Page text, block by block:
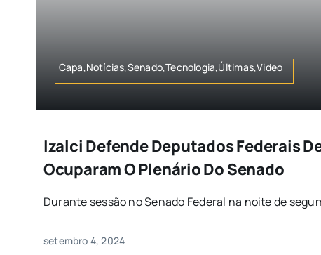
Capa,Notícias,Senado,Tecnologia,Últimas,Video
Izalci Defende Deputados Federais
Ocuparam O Plenário Do Senado
Durante sessão no Senado Federal na noite de
setembro 4, 2024